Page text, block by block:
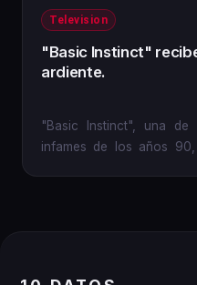
Television
"Basic Instinct"
ardiente.
"Basic Instinct", una de
infames de los años